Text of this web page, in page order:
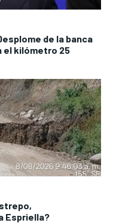
de la banca
el kilómetro 25
Espriella?